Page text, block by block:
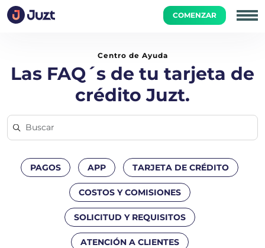
COMENZAR
Inicio Ya Tengo Juzt ¿Qué debo pagar y cuales son las
Centro de Ayuda
Las FAQ´s de tu tarjeta de
crédito Juzt.
PAGOS APP TARJETA DE CRÉDITO
COSTOS Y COMISIONES
SOLICITUD Y REQUISITOS
ATENCIÓN A CLIENTES